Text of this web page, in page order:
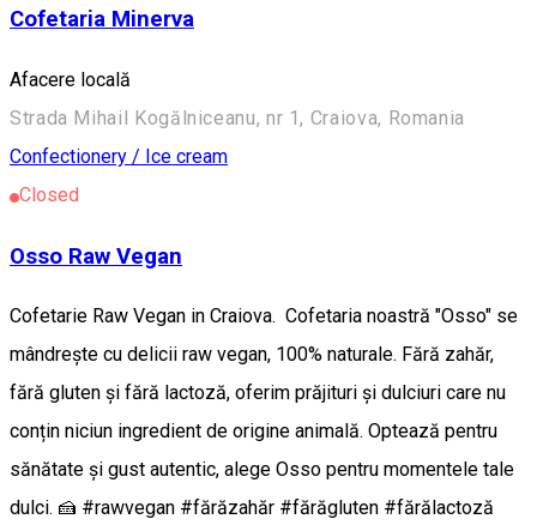
Cofetaria Minerva
Afacere locală
Strada Mihail Kogălniceanu, nr 1, Craiova, Romania
Confectionery / Ice cream
Closed
Osso Raw Vegan
Cofetarie Raw Vegan in Craiova. Cofetaria noastră "Osso" se
mândrește cu delicii raw vegan, 100% naturale. Fără zahăr,
fără gluten și fără lactoză, oferim prăjituri și dulciuri care nu
conțin niciun ingredient de origine animală. Optează pentru
sănătate și gust autentic, alege Osso pentru momentele tale
dulci. 🍰 #rawvegan #fărăzahăr #fărăgluten #fărălactoză